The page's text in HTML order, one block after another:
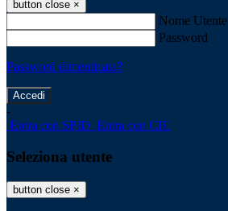
button close ×
Nome Utente
Password
Password dimenticata?
-
Entra con SPID Entra con CIE
Seleziona utente
button close ×